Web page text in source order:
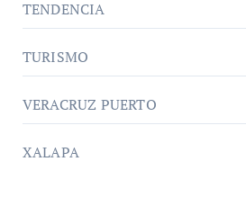
TENDENCIA
TURISMO
VERACRUZ PUERTO
XALAPA